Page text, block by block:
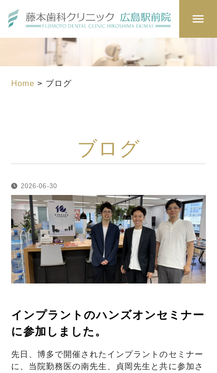
Home > ブログ
ブログ
2026-06-30
インプラントのハンズオンセミナー
に参加しました。
先日、博多で開催されたインプラントのセミナー
に、当院勤務医の南先生、貞岡先生と共に参加さ